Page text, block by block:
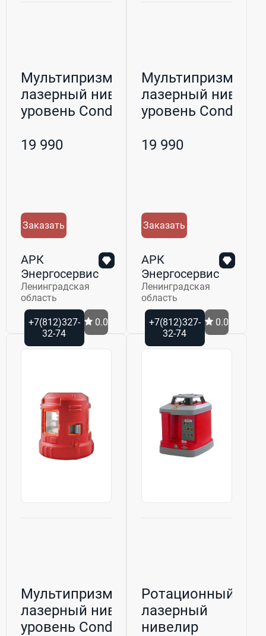
Мультипризменный
лазерный нивелир,
уровень Condtro...
19 990
Заказать
АРК
Энергосервис
Ленинградская
область
+7(812)327-
32-74
0.0
лазерный
уровень Condtro...
19 990
Заказать
АРК
Энергосервис
Ленинградская
область
+7(812)327-
32-74
0.0
Мультипризменный
лазерный нивелир,
уровень Condtro...
Ротационный
лазерный
нивелир